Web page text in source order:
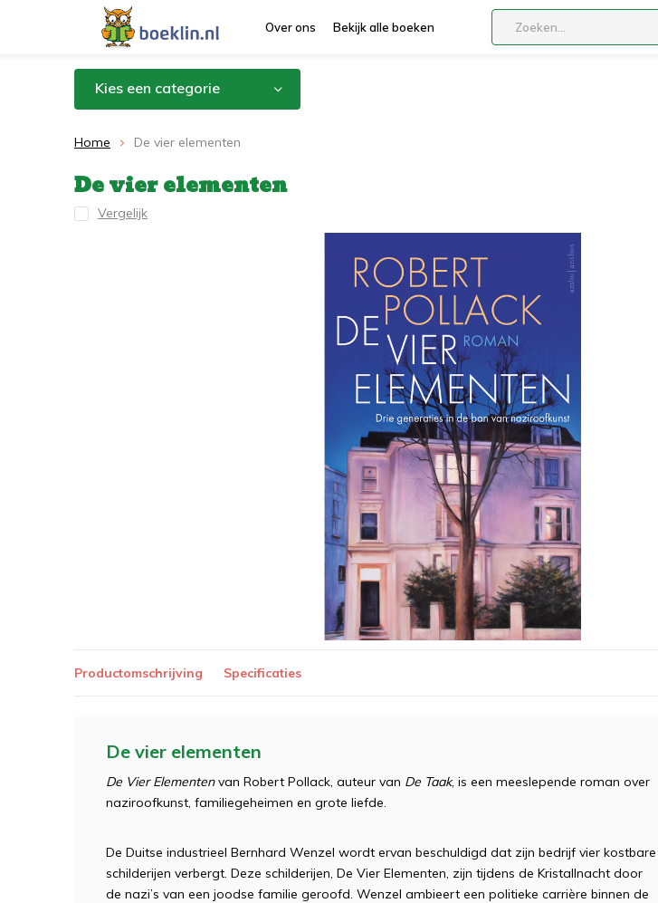
Over ons Bekijk alle boeken
Kies een categorie
Home De vier elementen
De vier elementen
Vergelijk
Productomschrijving Specificaties
De vier elementen
De Vier Elementenvan Robert Pollack, auteur van De Taak, is een meeslepende roman over
naziroofkunst, familiegeheimen en grote liefde.
De Duitse industrieel Bernhard Wenzel wordt ervan beschuldigd dat zijn bedrijf vier kostbare
schilderijen verbergt. Deze schilderijen, De Vier Elementen, zijn tijdens de Kristallnacht door
de nazi’s van een joodse familie geroofd. Wenzel ambieert een politieke carrière binnen de